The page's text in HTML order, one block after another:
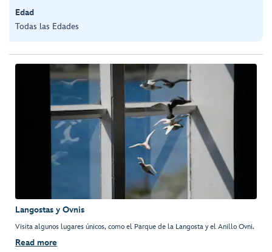
Edad
Todas las Edades
Langostas y Ovnis
Visita algunos lugares únicos, como el Parque de la Langosta y el Anillo Ovni.
Read more